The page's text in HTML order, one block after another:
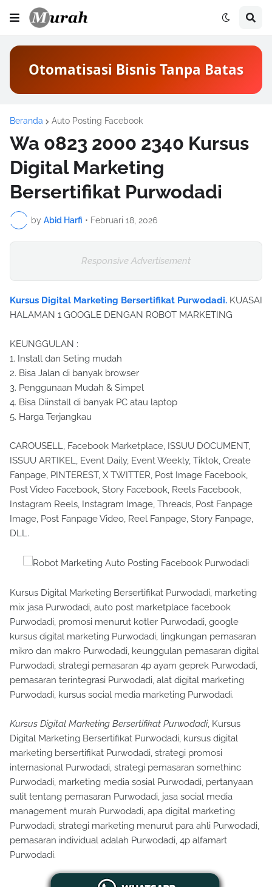
Otomatisasi Bisnis Tanpa Batas
Beranda Auto Posting Facebook
Wa 0823 2000 2340 Kursus
Digital Marketing
Bersertifikat Purwodadi
by Abid Harfi • Februari 18, 2026
Responsive Advertisement
Kursus Digital Marketing Bersertifikat Purwodadi. KUASAI
HALAMAN 1 GOOGLE DENGAN ROBOT MARKETING
KEUNGGULAN :
1. Install dan Seting mudah
2. Bisa Jalan di banyak browser
3. Penggunaan Mudah & Simpel
4. Bisa Diinstall di banyak PC atau laptop
5. Harga Terjangkau
CAROUSELL, Facebook Marketplace, ISSUU DOCUMENT,
ISSUU ARTIKEL, Event Daily, Event Weekly, Tiktok, Create
Fanpage, PINTEREST, X TWITTER, Post Image Facebook,
Post Video Facebook, Story Facebook, Reels Facebook,
Instagram Reels, Instagram Image, Threads, Post Fanpage
Image, Post Fanpage Video, Reel Fanpage, Story Fanpage,
DLL.
Kursus Digital Marketing Bersertifikat Purwodadi, marketing
mix jasa Purwodadi, auto post marketplace facebook
Purwodadi, promosi menurut kotler Purwodadi, google
kursus digital marketing Purwodadi, lingkungan pemasaran
mikro dan makro Purwodadi, keunggulan pemasaran digital
Purwodadi, strategi pemasaran 4p ayam geprek Purwodadi,
pemasaran terintegrasi Purwodadi, alat digital marketing
Purwodadi, kursus social media marketing Purwodadi.
Kursus Digital Marketing Bersertifikat Purwodadi, Kursus
Digital Marketing Bersertifikat Purwodadi, kursus digital
marketing bersertifikat Purwodadi, strategi promosi
internasional Purwodadi, strategi pemasaran somethinc
Purwodadi, marketing media sosial Purwodadi, pertanyaan
sulit tentang pemasaran Purwodadi, jasa social media
management murah Purwodadi, apa digital marketing
Purwodadi, strategi marketing menurut para ahli Purwodadi,
pemasaran individual adalah Purwodadi, 4p alfamart
Purwodadi.